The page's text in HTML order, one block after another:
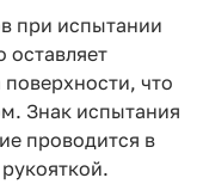
при испытании
оставляет
что
Знак испытания
проводится в